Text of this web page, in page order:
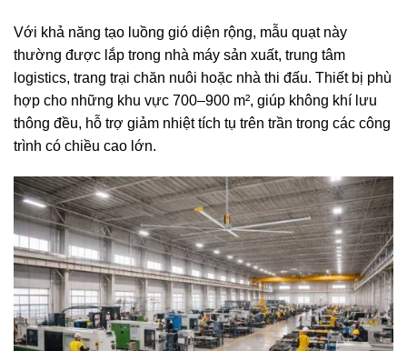
Với khả năng tạo luồng gió diện rộng, mẫu quạt này
thường được lắp trong nhà máy sản xuất, trung tâm
logistics, trang trại chăn nuôi hoặc nhà thi đấu. Thiết bị phù
hợp cho những khu vực 700–900 m², giúp không khí lưu
thông đều, hỗ trợ giảm nhiệt tích tụ trên trần trong các công
trình có chiều cao lớn.